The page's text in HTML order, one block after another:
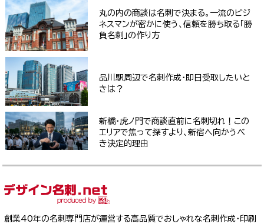
丸の内の商談は名刺で決まる。一流のビジ
ネスマンが密かに使う、信頼を勝ち取る「勝
負名刺」の作り方
品川駅周辺で名刺作成・即日受取したいと
きは？
新橋・虎ノ門で商談直前に名刺切れ！この
エリアで焦って探すより、新宿へ向かうべ
き決定的理由
創業40年の名刺専門店が運営する高品質でおしゃれな名刺作成・印刷